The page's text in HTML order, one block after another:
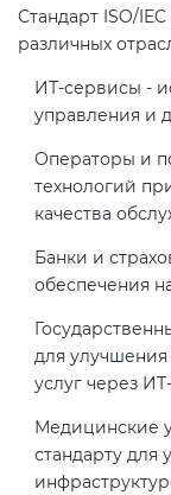
Стандарт ISO/
различных
ИТ-сервисы -
управления и
Операторы и
технологий
качества
Банки и
обеспечения
для улучшения
услуг через
Медицинские
стандарту для
Остальное
БАДы
продукции
(ТР ТС 007)